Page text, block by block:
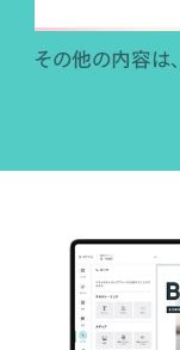
その他の内容は、